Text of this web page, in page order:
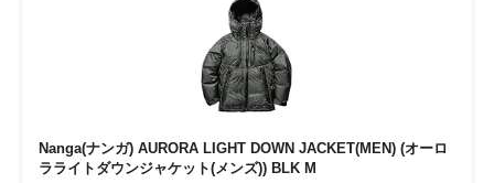
Nanga(ナンガ) AURORA LIGHT DOWN JACKET(MEN) (オーロ
ラライトダウンジャケット(メンズ)) BLK M